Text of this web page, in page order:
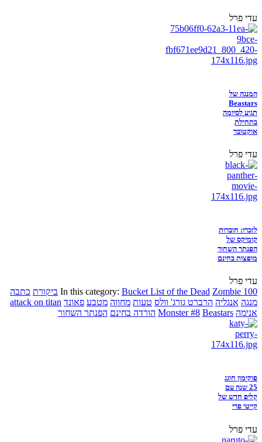
עדי פרל
המנגה של
Beastars
תגיע לסיומה
בתחילת
אוקטובר
עדי פרל
לזכרו: חוברות
קומיקס של
הפנתר השחור
מופצות בחינם
עדי פרל
In this category: Bucket List of the Dead Zombie 100 ביקורת כתבה
מנגה אנגליה הרברט גורג' וולס טעות מחווה מטבע פאונד attack on titan
אנימה
Monster #8 Beastars הורדה בחינם הפנתר השחור
פוקימון חוגג
25 שנה עם
קליפ חדש של
קייטי פרי
עדי פרל